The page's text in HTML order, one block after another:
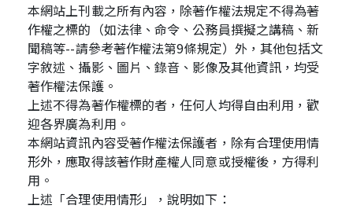
本網站上刊載之所有內容，除著作權法規定不得為著
作權之標的（如法律、命令、公務員撰擬之講稿、新
聞稿等--請參考著作權法第9條規定）外，其他包括文
字敘述、攝影、圖片、錄音、影像及其他資訊，均受
著作權法保護。
上述不得為著作權標的者，任何人均得自由利用，歡
迎各界廣為利用。
本網站資訊內容受著作權法保護者，除有合理使用情
形外，應取得該著作財產權人同意或授權後，方得利
用。
上述「合理使用情形」，說明如下：